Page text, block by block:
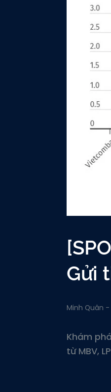
Gửi
Minh Quân -
Khám
từ MBV,